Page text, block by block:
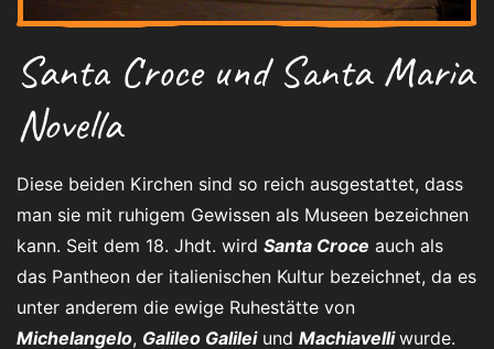
Santa Croce und Santa Maria
Novella
Diese beiden Kirchen sind so reich ausgestattet, dass
man sie mit ruhigem Gewissen als Museen bezeichnen
kann. Seit dem 18. Jhdt. wird Santa Croce auch als
das Pantheon der italienischen Kultur bezeichnet, da es
unter anderem die ewige Ruhestätte von
Michelangelo, Galileo Galileiund Machiavelliwurde.